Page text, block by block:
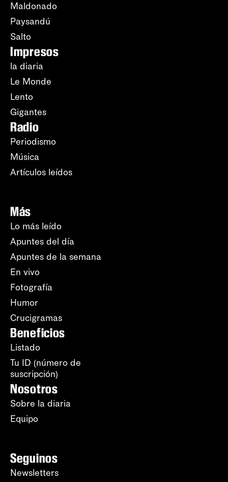
Maldonado
Paysandú
Salto
Impresos
la diaria
Le Monde
Lento
Gigantes
Radio
Periodismo
Música
Artículos leídos
Más
Lo más leído
Apuntes del día
Apuntes de la semana
En vivo
Fotografía
Humor
Crucigramas
Beneficios
Listado
Tu ID (número de
suscripción)
Nosotros
Sobre la diaria
Equipo
Seguinos
Newsletters